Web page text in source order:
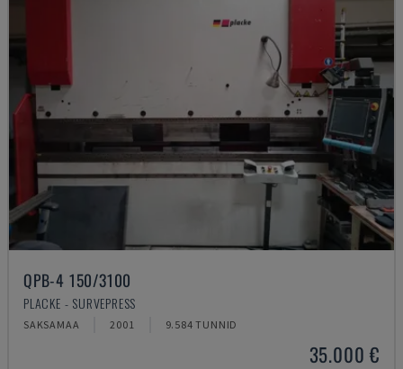
QPB-4 150/3100
PLACKE - SURVEPRESS
SAKSAMAA 2001 9.584 TUNNID
35.000 €